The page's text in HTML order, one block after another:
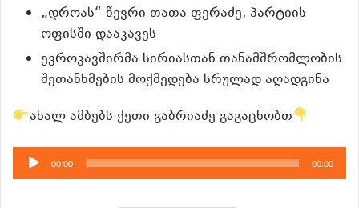
„დროას“ წევრი თათა ფერაძე, პარტიის
ოფისში დააკავეს
ევროკავშირმა სირიასთან თანამშრომლობის
შეთანხმების მოქმედება სრულად აღადგინა
ახალ ამბებს ქეთი გაბრიაძე გაგაცნობთ
აუდიო
დამკვრელი
00:00 00:00